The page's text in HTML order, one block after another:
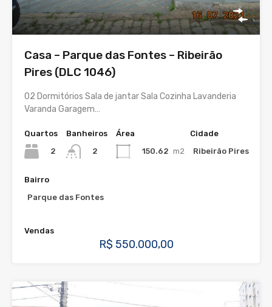
Casa – Parque das Fontes – Ribeirão
Pires (DLC 1046)
02 Dormitórios Sala de jantar Sala Cozinha Lavanderia
Varanda Garagem…
Quartos
2
Banheiros
2
Área
150.62 m2
Cidade
Ribeirão Pires
Bairro
Parque das Fontes
Vendas
R$ 550.000,00